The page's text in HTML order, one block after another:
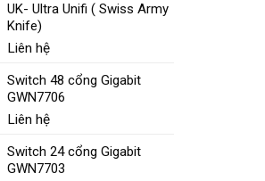
UK- Ultra Unifi ( Swiss Army
Knife)
Liên hệ
Switch 48 cổng Gigabit
GWN7706
Liên hệ
Switch 24 cổng Gigabit
GWN7703